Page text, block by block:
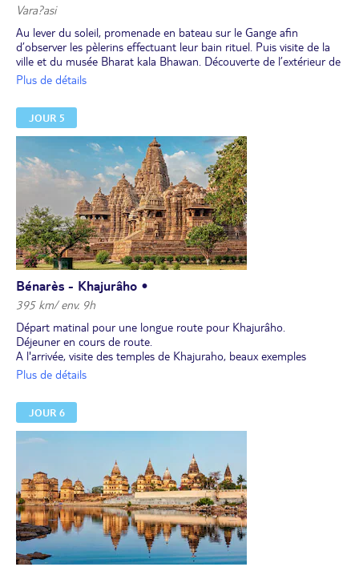
Vara?asi
Au lever du soleil, promenade en bateau sur le Gange afin
d’observer les pèlerins effectuant leur bain rituel. Puis visite de la
ville et du musée Bharat kala Bhawan. Découverte de l’extérieur de
la Banaras Hindu University, consacrée à l’étude du sanscrit.
Visite de Sarnath, la ville du premier prêche du Bouddha. Le soir,
découverte d'un centre de tissage de soie pour assister à la
fabrication de saris, passage par le bazar dont une partie à bord
d'un rickshaw . Ensuite, cérémonie religieuse de l’Aarti, qui se
déroule quotidiennement à la tombée du jour sur les ghâts de
Vârânasî.
Dîner et nuit à l’hôtel.
Plus de détails
JOUR 5
Bénarès - Khajurâho •
395 km/ env. 9h
Départ matinal pour une longue route pour Khajurâho.
Déjeuner en cours de route.
A l'arrivée, visite des temples de Khajuraho, beaux exemples
d’architecture indo-aryenne, classés au Patrimoine Mondial de
Transfert à l'hôtel, installation, dîner et nuit.
Plus de détails
JOUR 6